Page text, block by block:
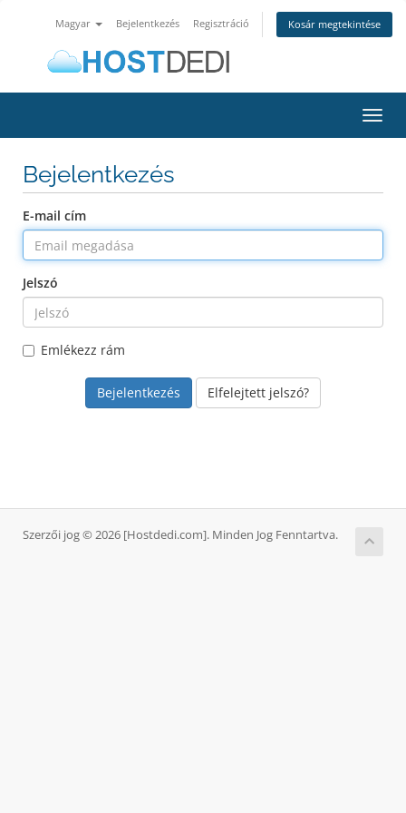
Magyar Bejelentkezés Regisztráció Kosár megtekintése
a
Bejelentkezés
E-mail cím
Jelszó
Emlékezz rám
Elfelejtett jelszó?
Szerzői jog © 2026 [Hostdedi.com]. Minden Jog Fenntartva.